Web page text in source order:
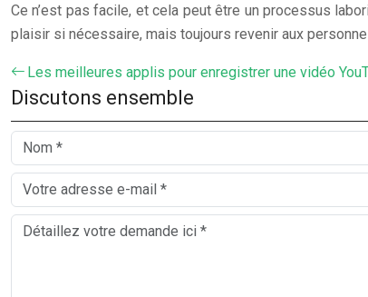
Ce n’est pas facile, et cela peut être un processus
plaisir si nécessaire, mais toujours revenir aux
Les meilleures applis pour enregistrer une vidéo
Discutons ensemble